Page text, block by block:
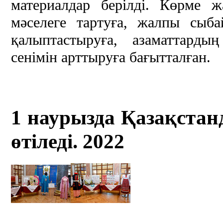
материалдар берілді. Көрме
мәселеге тартуға, жалпы
қалыптастыруға,
сенімін арттыруға бағытталған.
1 наурызда
өтіледі. 2022